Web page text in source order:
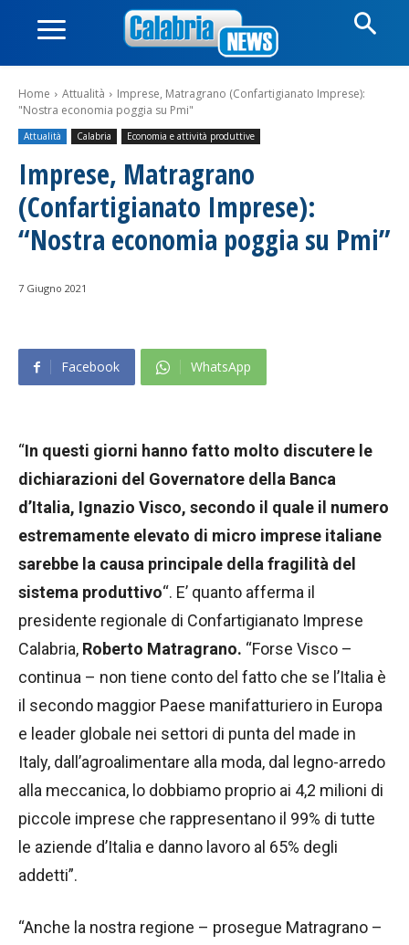
Home Attualità
Imprese, Matragrano (Confartigianato Imprese):
"Nostra economia poggia su Pmi"
Attualità Calabria Economia e attività produttive
Imprese, Matragrano
(Confartigianato Imprese):
“Nostra economia poggia su Pmi”
7 Giugno 2021
Facebook WhatsApp
“In questi giorni hanno fatto molto discutere le
dichiarazioni del Governatore della Banca
d’Italia, Ignazio Visco, secondo il quale il numero
estremamente elevato di micro imprese italiane
sarebbe la causa principale della fragilità del
sistema produttivo“. E’ quanto afferma il
presidente regionale di Confartigianato Imprese
Calabria, Roberto Matragrano. “Forse Visco –
continua – non tiene conto del fatto che se l’Italia è
il secondo maggior Paese manifatturiero in Europa
e leader globale nei settori di punta del made in
Italy, dall’agroalimentare alla moda, dal legno-arredo
alla meccanica, lo dobbiamo proprio ai 4,2 milioni di
piccole imprese che rappresentano il 99% di tutte
le aziende d’Italia e danno lavoro al 65% degli
addetti”.
“Anche la nostra regione – prosegue Matragrano –